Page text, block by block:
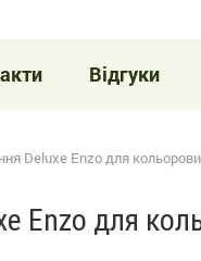
Відгуки
Deluxe Enzo для
Enzo для